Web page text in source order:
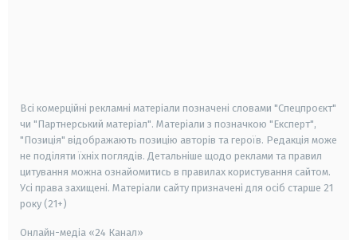
Всі комерційні рекламні матеріали позначені словами "Спецпроєкт"
чи "Партнерський матеріал". Матеріали з позначкою "Експерт",
"Позиція" відображають позицію авторів та героїв. Редакція може
не поділяти їхніх поглядів. Детальніше щодо реклами та правил
цитування можна ознайомитись в правилах користування сайтом.
Усі права захищені. Матеріали сайту призначені для осіб старше 21
року (21+)
Онлайн-медіа «24 Канал»